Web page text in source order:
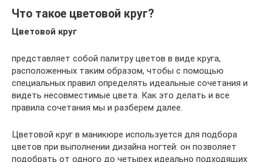
Что такое цветовой круг?
Цветовой круг
представляет собой палитру цветов в виде круга,
расположенных таким образом, чтобы с помощью
специальных правил определять идеальные сочетания и
видеть несовместимые цвета. Как это делать и все
правила сочетания мы и разберем далее.
Цветовой круг в маникюре используется для подбора
цветов при выполнении дизайна ногтей: он позволяет
подобрать от одного до четырех идеально подходящих